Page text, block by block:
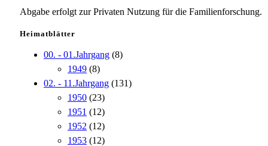
Abgabe erfolgt zur Privaten Nutzung für die Familienforschung.
Heimatblätter
00. - 01.Jahrgang (8)
1949 (8)
02. - 11.Jahrgang (131)
1950 (23)
1951 (12)
1952 (12)
1953 (12)